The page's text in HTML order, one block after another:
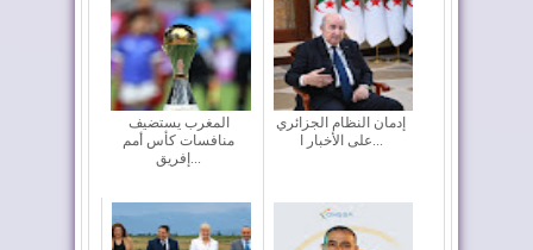
المغرب يستضيف
منافسات كأس أمم
إفريق...
إدمان النظام الجزائري
على الأخبار ا...